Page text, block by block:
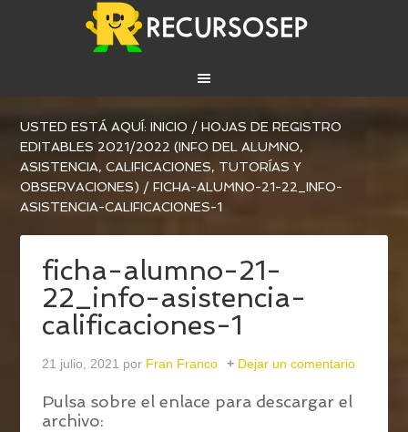
USTED ESTÁ AQUÍ:INICIO / HOJAS DE REGISTRO
EDITABLES 2021/2022 (INFO DEL ALUMNO,
ASISTENCIA, CALIFICACIONES, TUTORÍAS Y
OBSERVACIONES) / FICHA-ALUMNO-21-22_INFO-
ASISTENCIA-CALIFICACIONES-1
ficha-alumno-21-
22_info-asistencia-
calificaciones-1
21 julio, 2021 por Fran Franco Dejar un comentario
Pulsa sobre el enlace para descargar el
archivo: